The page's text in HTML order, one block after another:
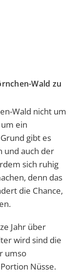
Wald zu
Wald nicht um
ein
gibt es
und auch der
sich ruhig
denn das
die Chance,
Jahr über
wird sind die
umso
Nüsse.